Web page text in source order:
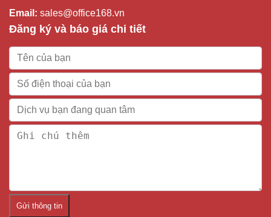
Email: sales@office168.vn
Đăng ký và báo giá chi tiết
Gửi thông tin